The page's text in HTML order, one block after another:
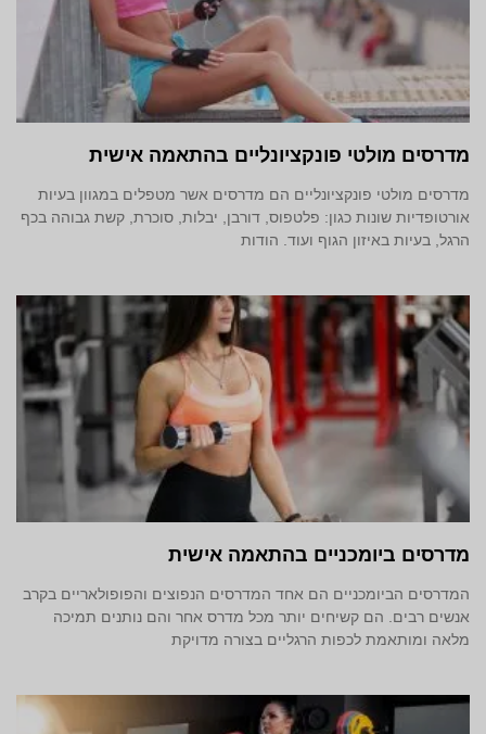
מדרסים מולטי פונקציונליים בהתאמה אישית
מדרסים מולטי פונקציונליים הם מדרסים אשר מטפלים במגוון בעיות
אורטופדיות שונות כגון: פלטפוס, דורבן, יבלות, סוכרת, קשת גבוהה בכף
הרגל, בעיות באיזון הגוף ועוד. הודות
מדרסים ביומכניים בהתאמה אישית
המדרסים הביומכניים הם אחד המדרסים הנפוצים והפופולאריים בקרב
אנשים רבים. הם קשיחים יותר מכל מדרס אחר והם נותנים תמיכה
מלאה ומותאמת לכפות הרגליים בצורה מדויקת